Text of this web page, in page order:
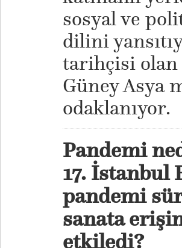
sosyal ve
dilini
tarihçisi olan
Güney Asya
odaklanıyor.
Pandemi
17. İstanbul
pandemi
sanata
etkiledi?